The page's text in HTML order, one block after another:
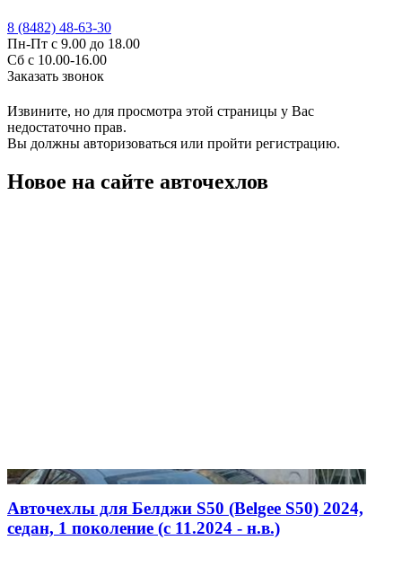
8 (8482) 48-63-30
Пн-Пт с 9.00 до 18.00
Сб с 10.00-16.00
Заказать звонок
Извините, но для просмотра этой страницы у Вас
недостаточно прав.
Вы должны авторизоваться или пройти регистрацию.
Новое на сайте авточехлов
Авточехлы для Белджи S50 (Belgee S50) 2024,
седан, 1 поколение (c 11.2024 - н.в.)